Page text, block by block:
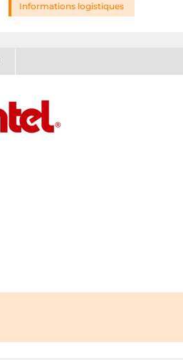
Informations logistiques